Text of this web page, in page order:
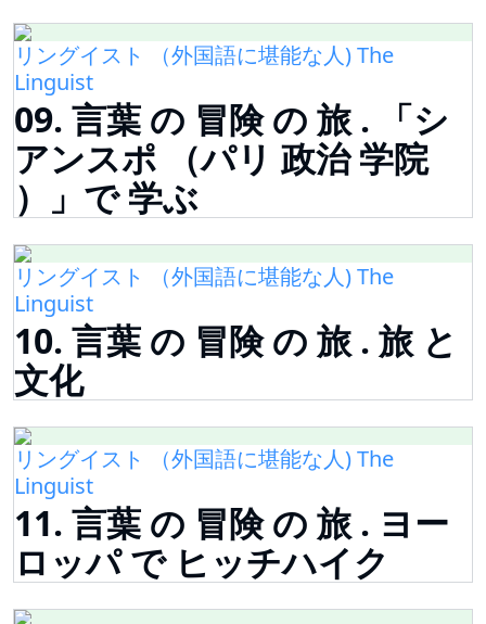
リングイスト （外国語に堪能な人) The
Linguist
09. 言葉 の 冒険 の 旅 . 「シ
アンスポ （パリ 政治 学院
）」で 学ぶ
リングイスト （外国語に堪能な人) The
Linguist
10. 言葉 の 冒険 の 旅 . 旅 と
文化
リングイスト （外国語に堪能な人) The
Linguist
11. 言葉 の 冒険 の 旅 . ヨー
ロッパ で ヒッチハイク